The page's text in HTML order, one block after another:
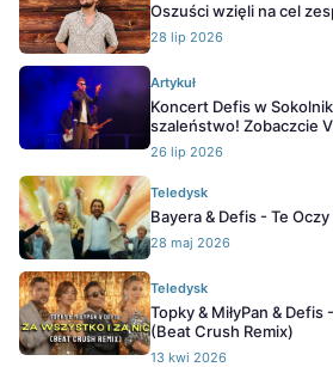
Oszuści wzięli na cel
28 lip 2026
Artykuł
Koncert Defis w
szaleństwo! Zobaczcie
26 lip 2026
Teledysk
Bayera & Defis - Te Oczy
28 maj 2026
Teledysk
Topky & MiłyPan &
(Beat Crush Remix)
13 kwi 2026